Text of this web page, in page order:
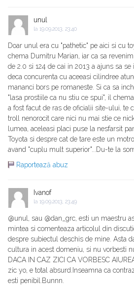
unul
la 19.09.2013, 23:40
Doar unul era cu "pathetic" pe aici si cu
chema Dumitru Marian, iar ca sa
de 2.0 si 124 de cai in 2013 a ajuns sa
deca concurenta cu aceeasi cilindree
mananci bors pe romaneste. Si ca sa
"lasa prostiile ca nu stiu ce spui", il
a fost facut de ras de oficialii site-ului, te
troll nenorocit care nici nu mai stie ce
lumea, aceleasi placi puse la nesfarsit
Toyota si despre cat de tare este un
avand "cuplu mult superior"...Du-te la
Raportează abuz
Ivanof
la 19.09.2013, 23:49
@unul, sau @dan_grc, esti un maestru
mintea si comenteaza articolul din
despre subiectul deschis de mine. Asta
cultura in acest domeniu, si nu vorbesti
DACA IN CAZ ZICI CA VORBESC
zic yo, e total absurd.Inseamna ca
esti penibil.Bunnn.